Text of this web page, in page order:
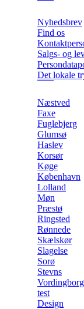
Nyhedsbrev
Find os
Salgs- og
Det lokale
Næstved
Faxe
Fuglebjerg
Glumsø
Haslev
Korsør
Køge
København
Lolland
Møn
Præstø
Ringsted
Rønnede
Skælskør
Slagelse
Sorø
Stevns
Vordingborg
test
Design